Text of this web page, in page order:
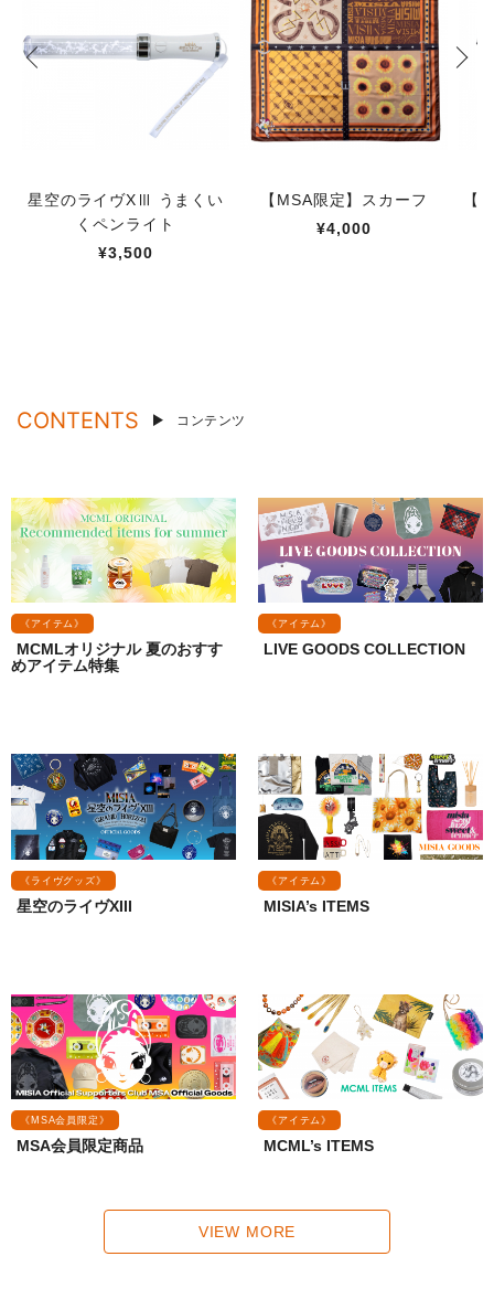
星空のライヴXⅢ うまくい
くペンライト
¥3,500
【MSA限定】スカーフ
¥4,000
【
CONTENTS コンテンツ
《アイテム》
MCMLオリジナル 夏のおすす
めアイテム特集
《アイテム》
LIVE GOODS COLLECTION
《ライヴグッズ》
星空のライヴXIII
《アイテム》
MISIA’s ITEMS
《MSA会員限定》
MSA会員限定商品
《アイテム》
MCML’s ITEMS
VIEW MORE